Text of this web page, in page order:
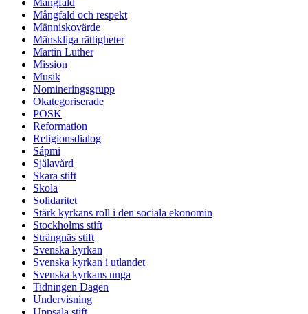
Mångfald och respekt
Människovärde
Mänskliga rättigheter
Martin Luther
Mission
Musik
Nomineringsgrupp
Okategoriserade
POSK
Reformation
Religionsdialog
Sápmi
Själavård
Skara stift
Skola
Solidaritet
Stärk kyrkans roll i den sociala ekonomin
Stockholms stift
Strängnäs stift
Svenska kyrkan
Svenska kyrkan i utlandet
Svenska kyrkans unga
Tidningen Dagen
Undervisning
Uppsala stift